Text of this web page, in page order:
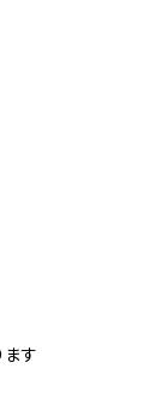
す